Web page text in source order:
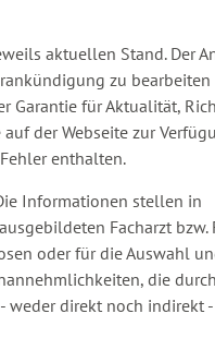
aktuellen Stand. Der
zu bearbeiten
Garantie für Aktualität,
der Webseite zur
enthalten.
Informationen stellen in
Facharzt bzw.
oder für die Auswahl
die
weder direkt noch indirekt